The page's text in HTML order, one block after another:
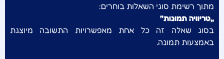
מתוך רשימת סוגי השאלות בוחרים:
„טריוויה תמונות”
בסוג שאלה זה כל אחת מאפשרויות התשובה מיוצגת
באמצעות תמונה.